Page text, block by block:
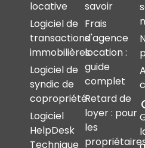
locative
Logiciel de
transactions
immobilières
Logiciel de
syndic de
copropriété
Logiciel
HelpDesk
Technique
savoir
Frais
d'agence
location :
guide
complet
Retard de
loyer : pour
les